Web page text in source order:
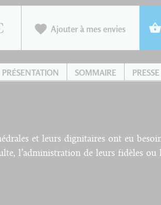
Ajouter à mes envies
PRÉSENTATION SOMMAIRE PRESSE
et leurs dignitaires ont eu
l’administration de leurs fidèles ou